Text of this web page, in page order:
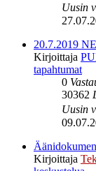
Uusin
20.7.2019
Kirjoittaja
tapahtumat
0
30362
Uusin
Kirjoittaja